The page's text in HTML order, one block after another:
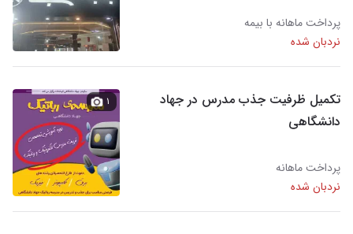
پرداخت ماهانه با بیمه
نردبان شده
تکمیل ظرفیت جذب مدرس در جهاد
دانشگاهی
پرداخت ماهانه
نردبان شده
۱